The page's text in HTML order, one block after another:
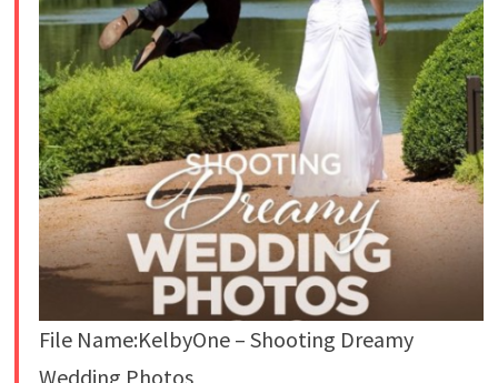
File Name:KelbyOne – Shooting Dreamy
Wedding Photos